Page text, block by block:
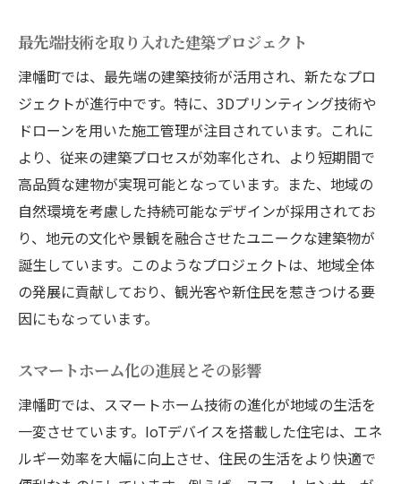
最先端技術を取り入れた建築プロジェクト
津幡町では、最先端の建築技術が活用され、新たなプロ
ジェクトが進行中です。特に、3Dプリンティング技術や
ドローンを用いた施工管理が注目されています。これに
より、従来の建築プロセスが効率化され、より短期間で
高品質な建物が実現可能となっています。また、地域の
自然環境を考慮した持続可能なデザインが採用されてお
り、地元の文化や景観を融合させたユニークな建築物が
誕生しています。このようなプロジェクトは、地域全体
の発展に貢献しており、観光客や新住民を惹きつける要
因にもなっています。
スマートホーム化の進展とその影響
津幡町では、スマートホーム技術の進化が地域の生活を
一変させています。IoTデバイスを搭載した住宅は、エネ
ルギー効率を大幅に向上させ、住民の生活をより快適で